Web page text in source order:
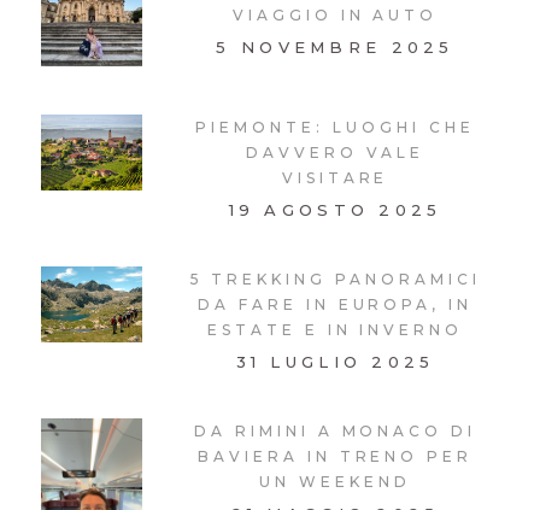
VIAGGIO IN AUTO
5 NOVEMBRE 2025
PIEMONTE: LUOGHI CHE
DAVVERO VALE
VISITARE
19 AGOSTO 2025
5 TREKKING PANORAMICI
DA FARE IN EUROPA, IN
ESTATE E IN INVERNO
31 LUGLIO 2025
DA RIMINI A MONACO DI
BAVIERA IN TRENO PER
UN WEEKEND